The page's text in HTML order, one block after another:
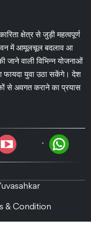
क्षेत्र से जुड़ी महत्वपूर्ण
में आमूलचूल बदलाव आ
जाने वाली विभिन्न योजनाओं
फायदा युवा उठा सकेंगे। देश
से अवगत कराने का प्रयास
& Condition